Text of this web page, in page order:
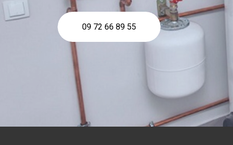
09 72 66 89 55